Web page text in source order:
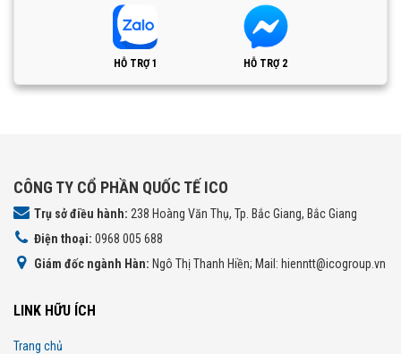
HỖ TRỢ 1 HỖ TRỢ 2
CÔNG TY CỔ PHẦN QUỐC TẾ ICO
Trụ sở điều hành: 238 Hoàng Văn Thụ, Tp. Bắc Giang, Bắc Giang
Điện thoại: 0968 005 688
Giám đốc ngành Hàn: Ngô Thị Thanh Hiền; Mail: hienntt@icogroup.vn
LINK HỮU ÍCH
Trang chủ